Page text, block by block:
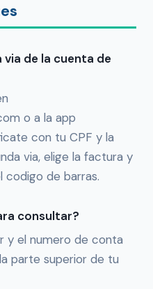
de la cuenta de
o a la app
con tu CPF y la
via, elige la factura y
codigo de barras.
consultar?
y el numero de conta
parte superior de tu